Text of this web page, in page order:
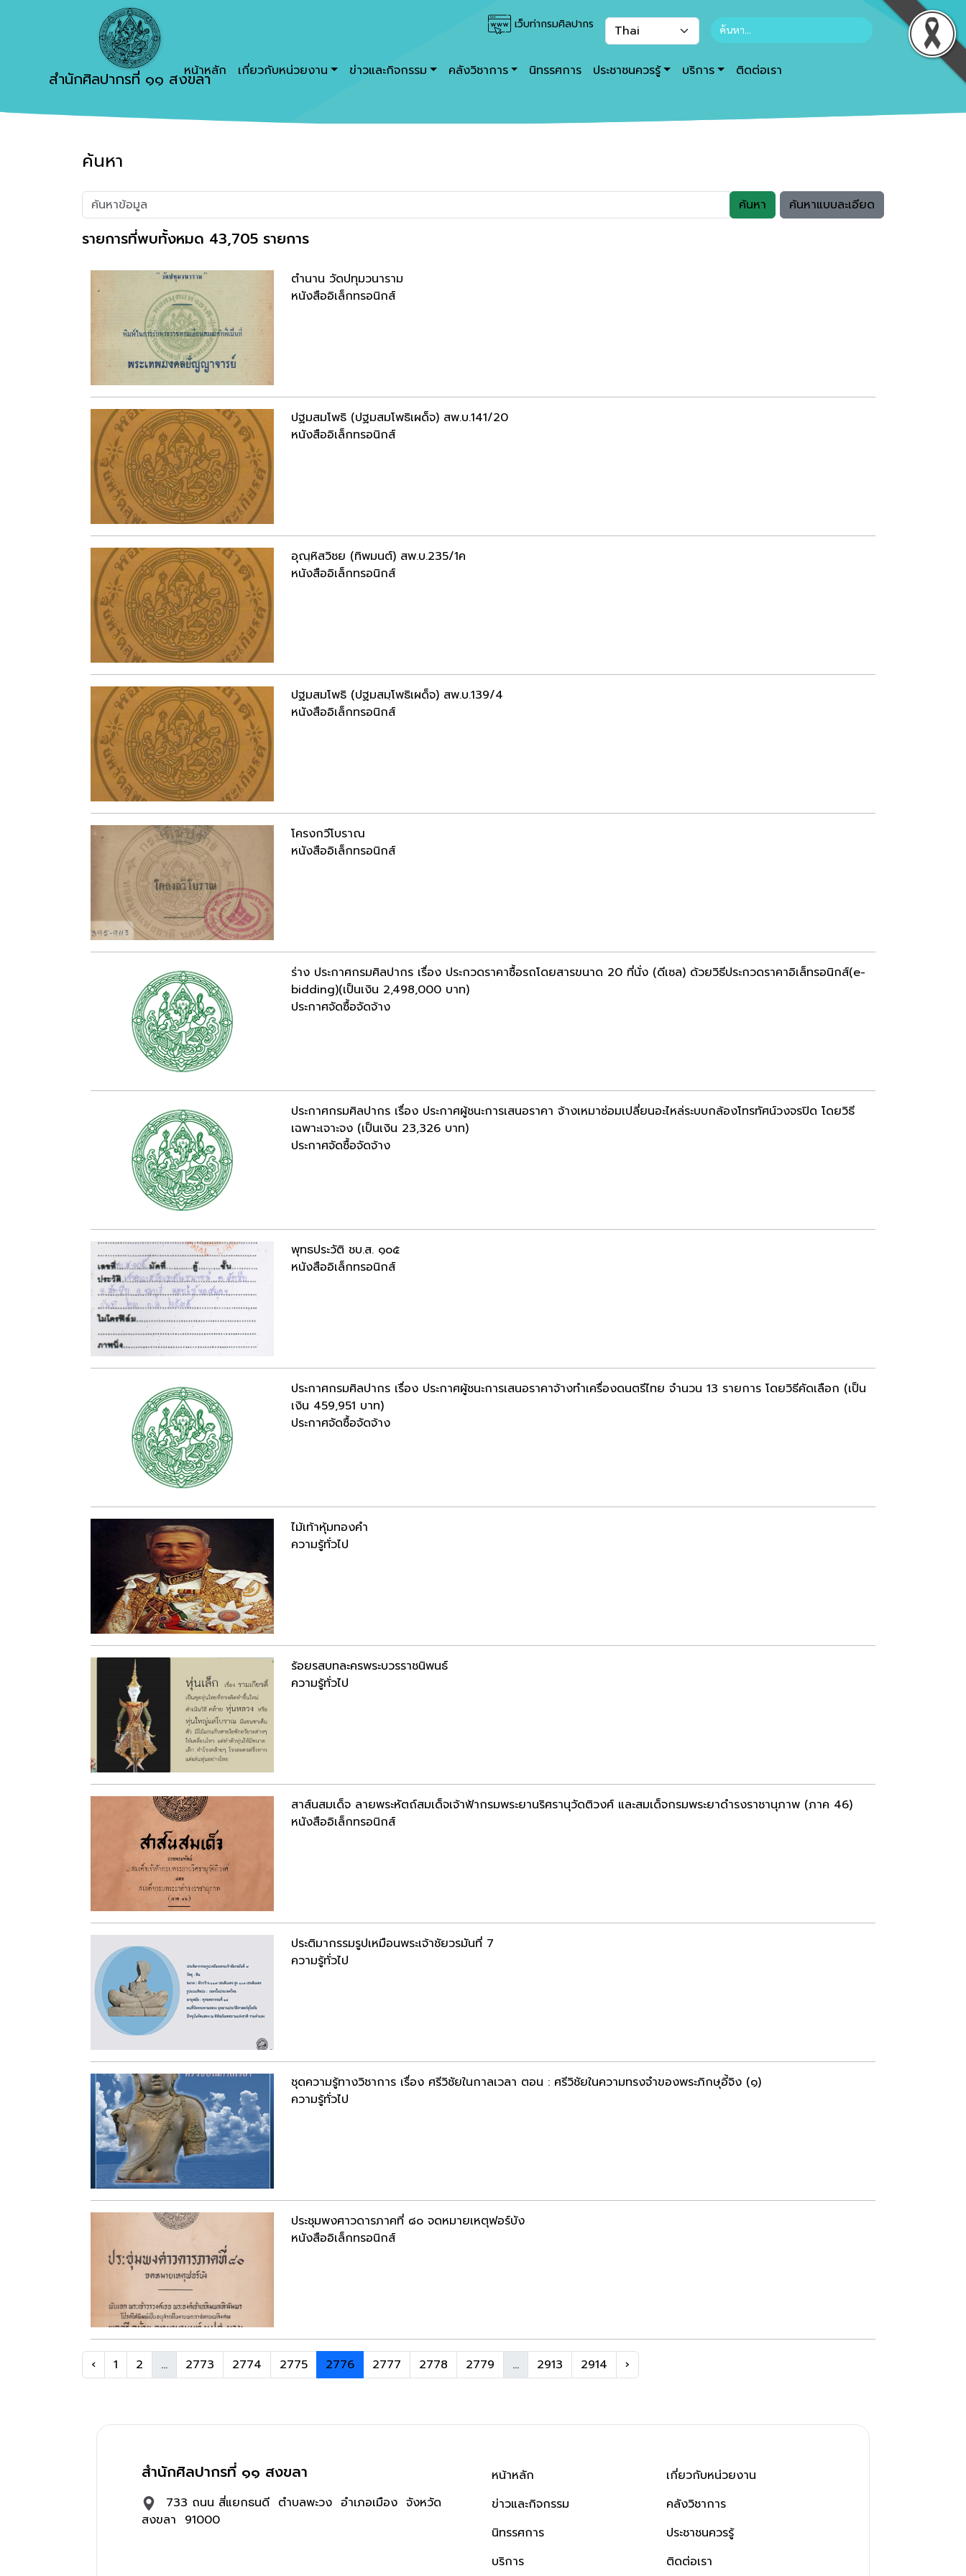
เว็บท่ากรมศิลปากร
สำนักศิลปากรที่ ๑๑ สงขลา
หน้าหลัก เกี่ยวกับหน่วยงาน ข่าวและกิจกรรม คลังวิชาการ นิทรรศการ ประชาชนควรรู้ บริการ ติดต่อเรา
ค้นหา
ค้นหา ค้นหาแบบละเอียด
รายการที่พบทั้งหมด 43,705 รายการ
ตำนาน วัดปทุมวนาราม
หนังสืออิเล็กทรอนิกส์
ปฐมสมโพธิ (ปฐมสมโพธิเผด็จ) สพ.บ.141/20
หนังสืออิเล็กทรอนิกส์
อุณฺหิสวิชย (ทิพมนต์) สพ.บ.235/1ค
หนังสืออิเล็กทรอนิกส์
ปฐมสมโพธิ (ปฐมสมฺโพธิเผด็จ) สพ.บ.139/4
หนังสืออิเล็กทรอนิกส์
โครงกวีโบราณ
หนังสืออิเล็กทรอนิกส์
ร่าง ประกาศกรมศิลปากร เรื่อง ประกวดราคาซื้อรถโดยสารขนาด 20 ที่นั่ง (ดีเซล) ด้วยวิธีประกวดราคาอิเล็ทรอนิกส์(e-
bidding)(เป็นเงิน 2,498,000 บาท)
ประกาศจัดซื้อจัดจ้าง
ประกาศกรมศิลปากร เรื่อง ประกาศผู้ชนะการเสนอราคา จ้างเหมาซ่อมเปลี่ยนอะไหล่ระบบกล้องโทรทัศน์วงจรปิด โดยวิธี
เฉพาะเจาะจง (เป็นเงิน 23,326 บาท)
ประกาศจัดซื้อจัดจ้าง
พุทธประวัติ ชบ.ส. ๑๐๕
หนังสืออิเล็กทรอนิกส์
ประกาศกรมศิลปากร เรื่อง ประกาศผู้ชนะการเสนอราคาจ้างทำเครื่องดนตรีไทย จำนวน 13 รายการ โดยวิธีคัดเลือก (เป็น
เงิน 459,951 บาท)
ประกาศจัดซื้อจัดจ้าง
ไม้เท้าหุ้มทองคำ
ความรู้ทั่วไป
ร้อยรสบทละครพระบวรราชนิพนธ์
ความรู้ทั่วไป
สาส์นสมเด็จ ลายพระหัตถ์สมเด็จเจ้าฟ้ากรมพระยานริศรานุวัดติวงศ์ และสมเด็จกรมพระยาดำรงราชานุภาพ (ภาค 46)
หนังสืออิเล็กทรอนิกส์
ประติมากรรมรูปเหมือนพระเจ้าชัยวรมันที่ 7
ความรู้ทั่วไป
ชุดความรู้ทางวิชาการ เรื่อง ศรีวิชัยในกาลเวลา ตอน : ศรีวิชัยในความทรงจำของพระภิกษุอี้จิง (๑)
ความรู้ทั่วไป
ประชุมพงศาวดารภาคที่ ๘๐ จดหมายเหตุฟอร์บัง
หนังสืออิเล็กทรอนิกส์
‹ 1 2 ... 2773 2774 2775 2776 2777 2778 2779 ... 2913 2914 ›
สำนักศิลปากรที่ ๑๑ สงขลา
733 ถนน สี่แยกธนดี ตำบลพะวง อำเภอเมือง จังหวัด
สงขลา 91000
หน้าหลัก
ข่าวและกิจกรรม
นิทรรศการ
บริการ
เกี่ยวกับหน่วยงาน
คลังวิชาการ
ประชาชนควรรู้
ติดต่อเรา